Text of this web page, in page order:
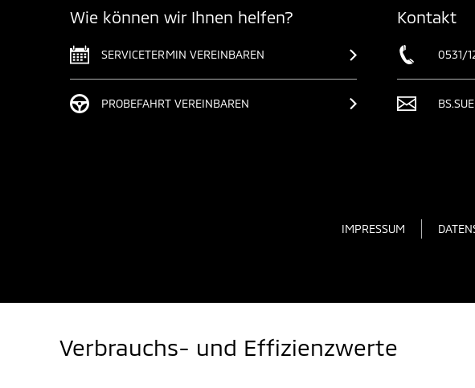
Wie können wir Ihnen helfen?
SERVICETERMIN VEREINBAREN
PROBEFAHRT VEREINBAREN
Kontakt
0531/
IMPRESSUM
Verbrauchs- und Effizienzwerte